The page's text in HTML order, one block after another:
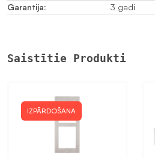
Garantija: 3 gadi
Saistītie Produkti
IZPĀRDOŠANA